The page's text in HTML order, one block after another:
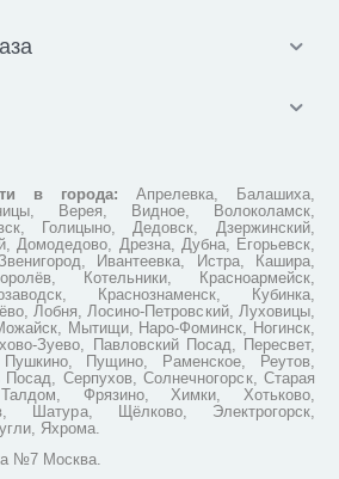
в города: Апрелевка, Балашиха,
Верея, Видное, Волоколамск,
Голицыно, Дедовск, Дзержинский,
Домодедово, Дрезна, Дубна, Егорьевск,
Ивантеевка, Истра, Кашира,
Котельники, Красноармейск,
Краснознаменск, Кубинка,
Лобня, Лосино-Петровский, Луховицы,
Мытищи, Наро-Фоминск, Ногинск,
Зуево, Павловский Посад, Пересвет,
Пущино, Раменское, Реутов,
Серпухов, Солнечногорск, Старая
Фрязино, Химки, Хотьково,
Шатура, Щёлково, Электрогорск,
Яхрома.
№7 Москва.